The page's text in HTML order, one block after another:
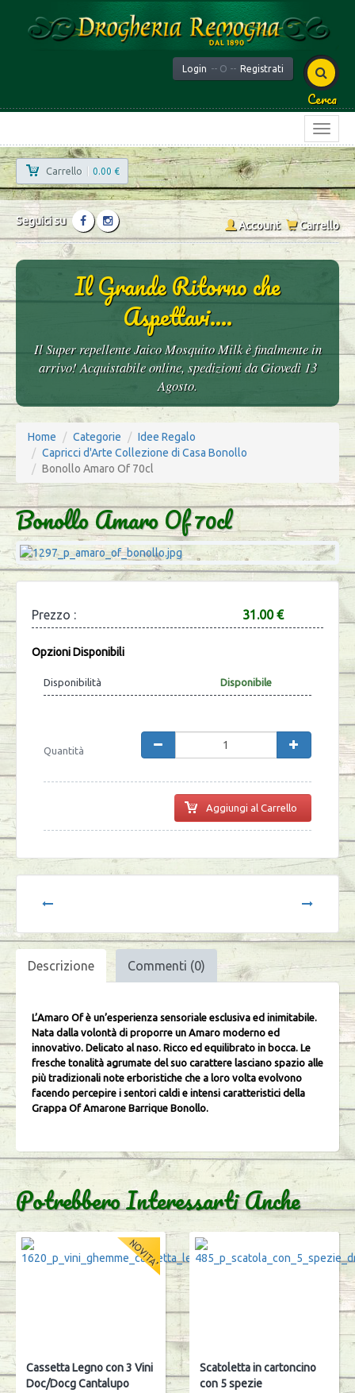
Login -- O -- Registrati
Cerca
Carrello 0.00 €
Seguici su Account Carrello
Il Grande Ritorno che
Aspettavi....
Il Super repellente Jaico Mosquito Milk è finalmente in
arrivo! Acquistabile online, spedizioni da Giovedì 13
Agosto.
Home Categorie
Idee Regalo
Capricci d'Arte Collezione di Casa Bonollo
Bonollo Amaro Of 70cl
Bonollo Amaro Of 70cl
Prezzo : 31.00 €
Opzioni Disponibili
Disponibilità Disponibile
Quantità
Aggiungi al Carrello
Descrizione Commenti (0)
L’Amaro Of è un’esperienza sensoriale esclusiva ed inimitabile.
Nata dalla volontà di proporre un Amaro moderno ed
innovativo. Delicato al naso. Ricco ed equilibrato in bocca. Le
fresche tonalità agrumate del suo carattere lasciano spazio alle
più tradizionali note erboristiche che a loro volta evolvono
facendo percepire i sentori caldi e intensi caratteristici della
Grappa Of Amarone Barrique Bonollo.
Potrebbero Interessarti Anche
Cassetta Legno con 3 Vini
Doc/Docg Cantalupo
Scatoletta in cartoncino
con 5 spezie